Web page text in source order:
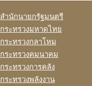
สํานักนายกรัฐมนตรี
กระทรวงมหาดไทย
กระทรวงกลาโหม
กระทรวงคมนาคม
กระทรวงการคลัง
กระทรวงพลังงาน